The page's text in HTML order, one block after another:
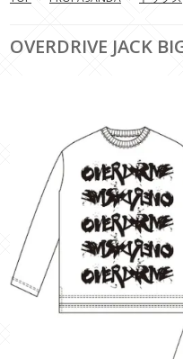
OVERDRIVE JACK